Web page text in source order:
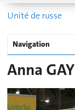
Unité de russe
Navigation
Anna